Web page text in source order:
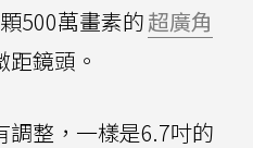
500萬畫素的超廣角
鏡頭。
調整，一樣是6.7吋的